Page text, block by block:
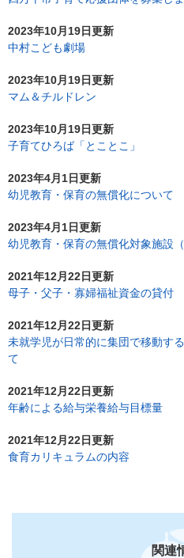
2023年10月19日更新
中村こども劇場
2023年10月19日更新
マム＆チルドレン
2023年10月19日更新
子育てひろば「とことこ」
2023年4月1日更新
幼児教育・保育の無償化について
2023年4月1日更新
幼児教育・保育の無償化対象施設（
2021年12月22日更新
母子・父子・寡婦福祉資金の貸付
2021年12月22日更新
未就学児が日常的に集団で移動す
て
2021年12月22日更新
年齢による給与栄養給与目標量
2021年12月22日更新
食育カリキュラムの内容
関連